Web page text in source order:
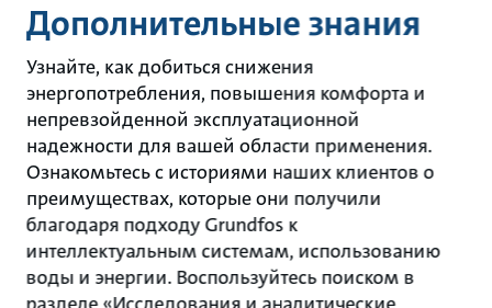
Дополнительные знания
Узнайте, как добиться снижения
энергопотребления, повышения комфорта и
непревзойденной эксплуатационной
надежности для вашей области применения.
Ознакомьтесь с историями наших клиентов о
преимуществах, которые они получили
благодаря подходу Grundfos к
интеллектуальным системам, использованию
воды и энергии. Воспользуйтесь поиском в